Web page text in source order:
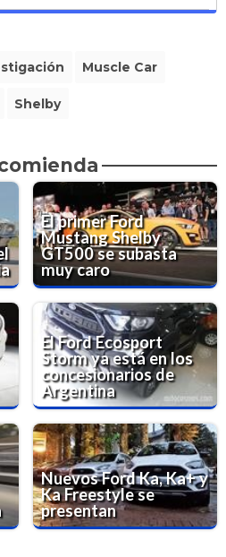
Muscle Car
Shelby
El primer Ford
Mustang Shelby
GT500 se subasta
muy caro
El Ford Ecosport
Storm ya está en los
concesionarios de
Argentina
Nuevos Ford Ka, Ka+ y
Ka Freestyle se
presentan